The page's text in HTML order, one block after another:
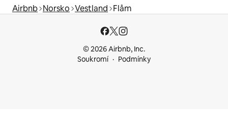
Airbnb Norsko Vestland Flåm
© 2026 Airbnb, Inc.
Soukromí
Podmínky